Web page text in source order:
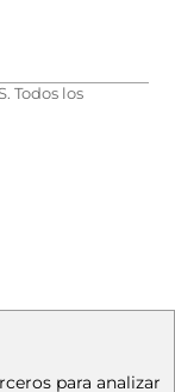
Todos los
para analizar